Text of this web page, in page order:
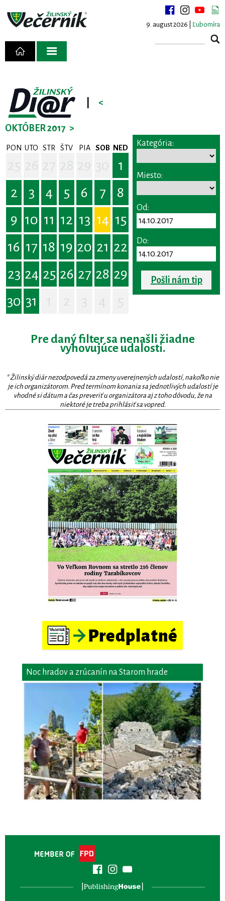
9. august 2026 | Ľubomíra
<
OKTÓBER 2017 >
PON UTO STR ŠTV PIA SOB NED
1
2
3 4 5 6 7
8
9 10 11 12 13 14 15
16 17 18 19 20 21 22
23 24 25 26 27 28 29
30 31
Kategória:
Miesto:
Od:
Do:
Pošli nám tip
Pre daný filter sa nenašli žiadne
vyhovujúce udalosti.
* Žilinský diár nezodpovedá za zmeny uverejnených udalostí, nakoľko nie
je ich organizátorom. Pred termínom konania sa jednotlivých udalostí je
vhodné si dátum a čas preveriť u organizátora aj z toho dôvodu, že na
niektoré je treba prihlásiť sa vopred.
Noc hradov a zrúcanín na Starom hrade